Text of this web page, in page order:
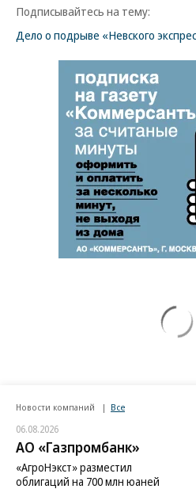
Подписывайтесь на тему:
Дело о подрыве «Невского
Новости компаний Все
06.08.2026
АО «Газпромбанк»
«АгроНэкст» разместил
облигаций на 700 млн юаней